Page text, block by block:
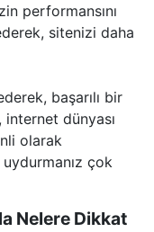
performansını
sitenizi daha
başarılı bir
dünyası
olarak
çok
Nelere Dikkat